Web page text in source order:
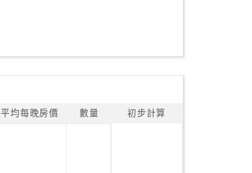
平均每晚房價 數量 初步計算